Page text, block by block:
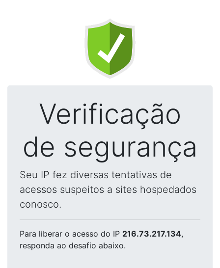
Verificação
de segurança
Seu IP fez diversas tentativas de
acessos suspeitos a sites hospedados
conosco.
Para liberar o acesso do IP 216.73.217.134,
responda ao desafio abaixo.